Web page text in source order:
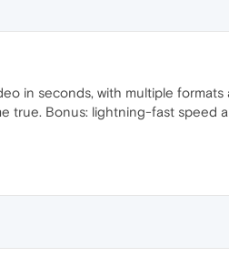
in seconds, with multiple formats
true. Bonus: lightning-fast speed